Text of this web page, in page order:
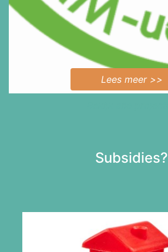
Lees meer >>
Subsidies?